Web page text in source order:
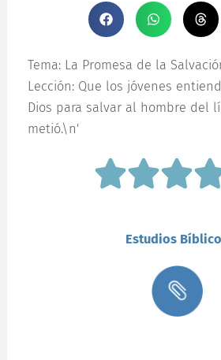
Tema: La Promesa de la
Lección: Que los jóvenes
Dios para salvar al hombre del
metió.\n'
Estudios